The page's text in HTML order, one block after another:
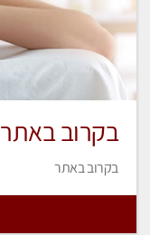
בקרוב באתר
בקרוב באתר